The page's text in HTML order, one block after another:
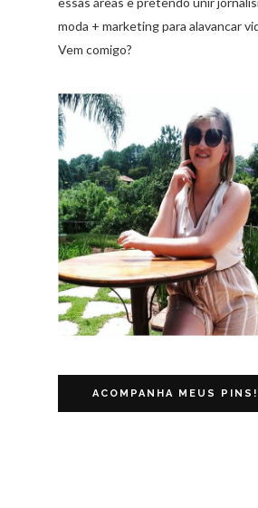
moda + marketing para alavancar
Vem comigo?
ACOMPANHA MEUS PINS!